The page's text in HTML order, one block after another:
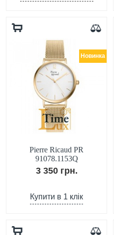
Новинка
Pierre Ricaud PR
91078.1153Q
3 350 грн.
Купити в 1 клік